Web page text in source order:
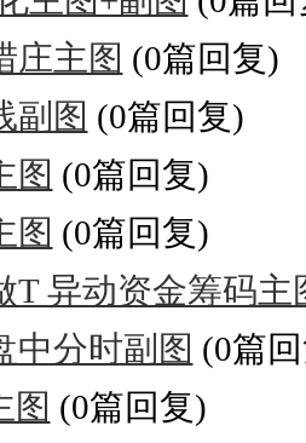
庄主图 (0篇回复)
副图 (0篇回复)
图 (0篇回复)
图 (0篇回复)
T 异动资金筹码主
中分时副图 (0篇
图 (0篇回复)